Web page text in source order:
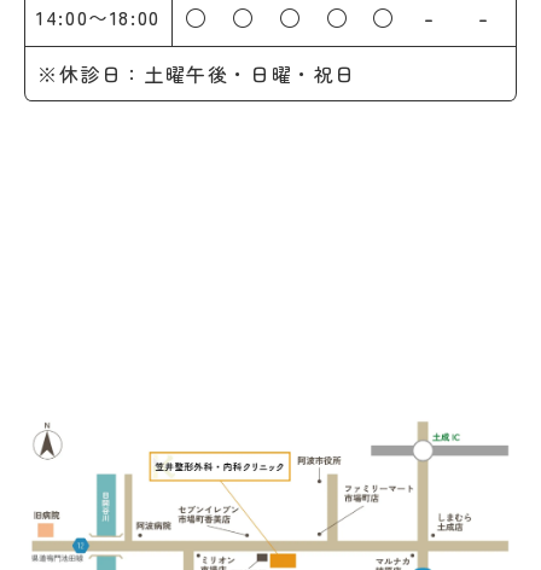
14:00〜18:00 ○ ○ ○ ○ ○ - -
※休診日：土曜午後・日曜・祝日